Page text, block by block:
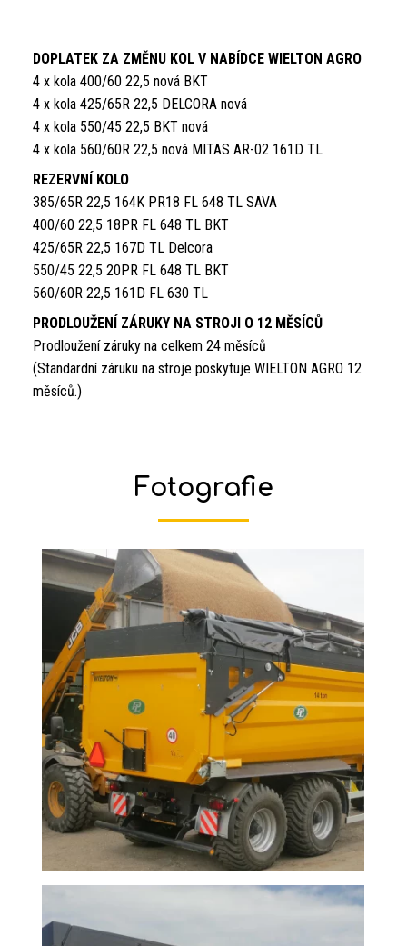
DOPLATEK ZA ZMĚNU KOL V NABÍDCE WIELTON AGRO
4 x kola 400/60 22,5 nová BKT
4 x kola 425/65R 22,5 DELCORA nová
4 x kola 550/45 22,5 BKT nová
4 x kola 560/60R 22,5 nová MITAS AR-02 161D TL
REZERVNÍ KOLO
385/65R 22,5 164K PR18 FL 648 TL SAVA
400/60 22,5 18PR FL 648 TL BKT
425/65R 22,5 167D TL Delcora
550/45 22,5 20PR FL 648 TL BKT
560/60R 22,5 161D FL 630 TL
PRODLOUŽENÍ ZÁRUKY NA STROJI O 12 MĚSÍCŮ
Prodloužení záruky na celkem 24 měsíců
(Standardní záruku na stroje poskytuje WIELTON AGRO 12
měsíců.)
Fotografie